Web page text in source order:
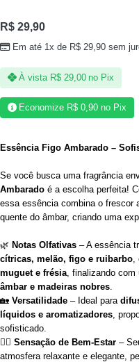
R$ 29,90
Em até 1x de R$ 29,90 sem
À vista R$29,00 no Pix
Economize R$ 0,90 no Pix
Essência Figo Ambarado –
Se você busca uma fragrância
Ambarado é a escolha perfeita!
essa essência combina o frescor
quente do âmbar, criando uma
🌿 Notas Olfativas – A essência
cítricas, melão, figo e ruibarbo
muguet e frésia , finalizando
âmbar e madeiras nobres
🏡 Versatilidade – Ideal para
líquidos e aromatizadores ,
sofisticado.
💆‍♂️ Sensação de Bem-Estar –
atmosfera relaxante e elegante,